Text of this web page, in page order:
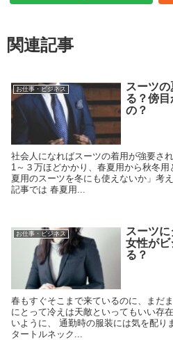
関連記事
お仕事・ビジネス
スーツ
る？傍
の？
社会人になればスーツの着用が強要さ
1～３万ほどかかり、春夏用から秋冬
夏用のスーツを冬にも使えないか」考
記事では 春夏用...
お仕事・ビジネス
スーツ
女性がビ
る？
春もすぐそこまで来ているのに、まだ
にとって冷えは天敵といってもいい存
いように、 通勤時の服装には気を配り
タートルネック...